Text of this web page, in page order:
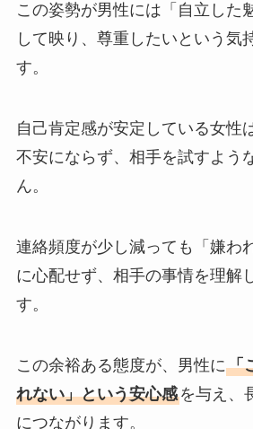
この姿勢が男性には「自立した
して映り、尊重したいという気
す。
自己肯定感が安定している女性
不安にならず、相手を試すよう
ん。
連絡頻度が少し減っても「嫌わ
に心配せず、相手の事情を理解
す。
この余裕ある態度が、男性に「
れない」という安心感を与え、
につながります。